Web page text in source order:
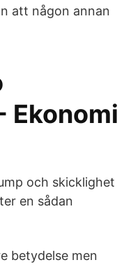
att någon annan
och skicklighet
en sådan
betydelse men